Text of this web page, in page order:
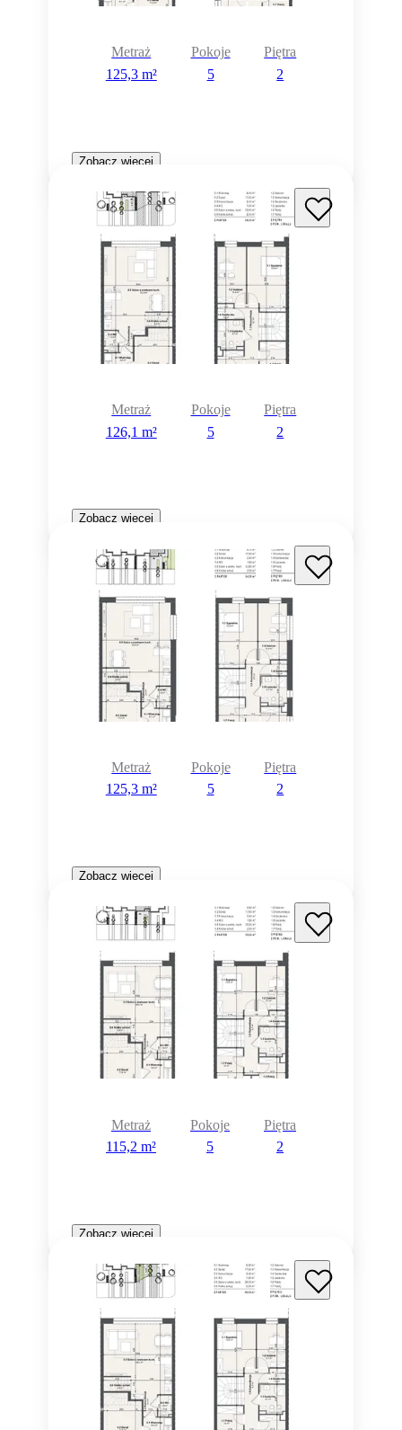
Metraż
125,3 m²
Pokoje
5
Piętra
2
Zobacz więcej
Metraż
126,1 m²
Pokoje
5
Piętra
2
Zobacz więcej
Metraż
125,3 m²
Pokoje
5
Piętra
2
Zobacz więcej
Metraż
115,2 m²
Pokoje
5
Piętra
2
Zobacz więcej